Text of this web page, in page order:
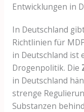
Entwicklungen in
In Deutschland
Richtlinien für
in Deutschland ist
Drogenpolitik. Die
in Deutschland
strenge
Substanzen